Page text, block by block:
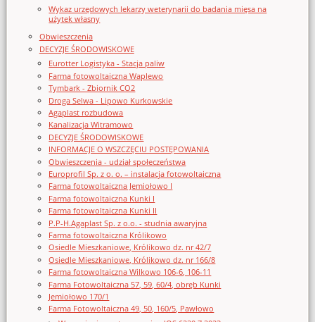
Wykaz urzędowych lekarzy weterynarii do badania mięsa na
użytek własny
Obwieszczenia
DECYZJE ŚRODOWISKOWE
Eurotter Logistyka - Stacja paliw
Farma fotowoltaiczna Waplewo
Tymbark - Zbiornik CO2
Droga Selwa - Lipowo Kurkowskie
Agaplast rozbudowa
Kanalizacja Witramowo
DECYZJE ŚRODOWISKOWE
INFORMACJE O WSZCZĘCIU POSTĘPOWANIA
Obwieszczenia - udział społeczeństwa
Europrofil Sp. z o. o. – instalacja fotowoltaiczna
Farma fotowoltaiczna Jemiołowo I
Farma fotowoltaiczna Kunki I
Farma fotowoltaiczna Kunki II
P.P-H.Agaplast Sp. z o.o. - studnia awaryjna
Farma fotowoltaiczna Królikowo
Osiedle Mieszkaniowe, Królikowo dz. nr 42/7
Osiedle Mieszkaniowe, Królikowo dz. nr 166/8
Farma fotowoltaiczna Wilkowo 106-6, 106-11
Farma Fotowoltaiczna 57, 59, 60/4, obręb Kunki
Jemiołowo 170/1
Farma Fotowoltaiczna 49, 50, 160/5, Pawłowo